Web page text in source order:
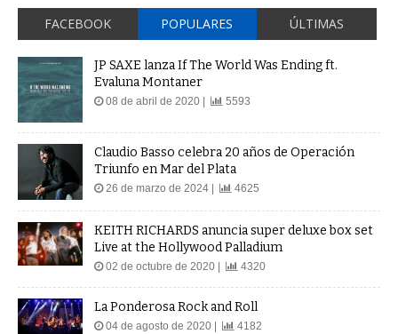
FACEBOOK POPULARES ÚLTIMAS
JP SAXE lanza If The World Was Ending ft.
Evaluna Montaner
08 de abril de 2020 | 5593
Claudio Basso celebra 20 años de Operación
Triunfo en Mar del Plata
26 de marzo de 2024 | 4625
KEITH RICHARDS anuncia super deluxe box set
Live at the Hollywood Palladium
02 de octubre de 2020 | 4320
La Ponderosa Rock and Roll
04 de agosto de 2020 | 4182